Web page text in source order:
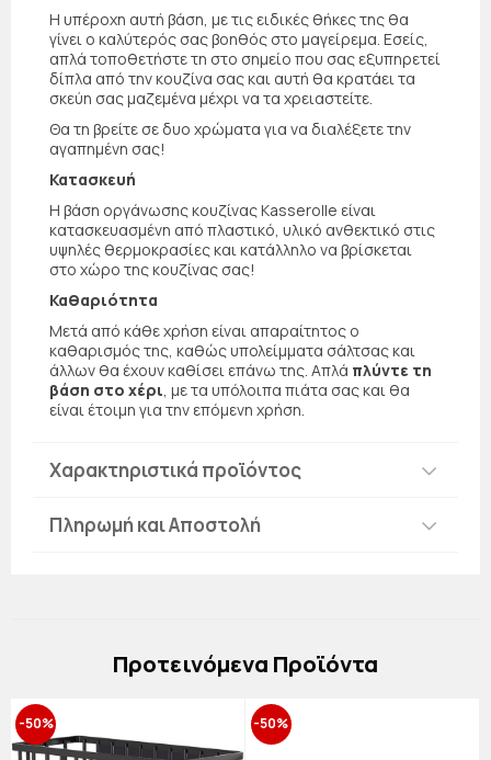
Η υπέροχη αυτή βάση, με τις ειδικές θήκες της θα
γίνει ο καλύτερός σας βοηθός στο μαγείρεμα. Εσείς,
απλά τοποθετήστε τη στο σημείο που σας εξυπηρετεί
δίπλα από την κουζίνα σας και αυτή θα κρατάει τα
σκεύη σας μαζεμένα μέχρι να τα χρειαστείτε.
Θα τη βρείτε σε δυο χρώματα για να διαλέξετε την
αγαπημένη σας!
Κατασκευή
Η βάση οργάνωσης κουζίνας Kasserolle είναι
κατασκευασμένη από πλαστικό, υλικό ανθεκτικό στις
υψηλές θερμοκρασίες και κατάλληλο να βρίσκεται
στο χώρο της κουζίνας σας!
Καθαριότητα
Μετά από κάθε χρήση είναι απαραίτητος ο
καθαρισμός της, καθώς υπολείμματα σάλτσας και
άλλων θα έχουν καθίσει επάνω της. Απλά πλύντε τη
βάση στο χέρι , με τα υπόλοιπα πιάτα σας και θα
είναι έτοιμη για την επόμενη χρήση.
Χαρακτηριστικά προϊόντος
Πληρωμή και Αποστολή
Πρoτεινόμενα Προϊόντα
-50% -50%